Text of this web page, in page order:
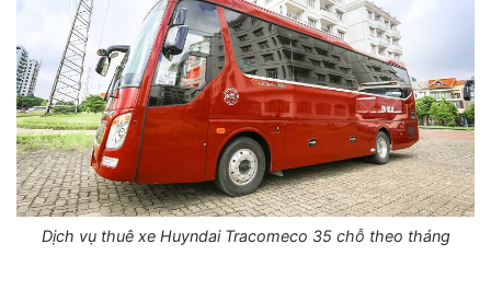
Dịch vụ thuê xe Huyndai Tracomeco 35 chỗ theo tháng